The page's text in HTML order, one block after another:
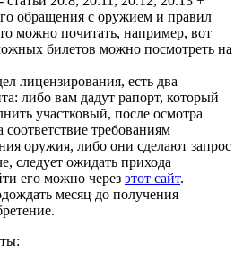
обращения с оружием и правил
можно почитать, например, вот
билетов можно посмотреть на
лицензирования, есть два
либо вам дадут рапорт, который
участковый, после осмотра
требованиям
оружия, либо они сделают запрос
следует ожидать прихода
его можно через этот сайт.
месяц до получения